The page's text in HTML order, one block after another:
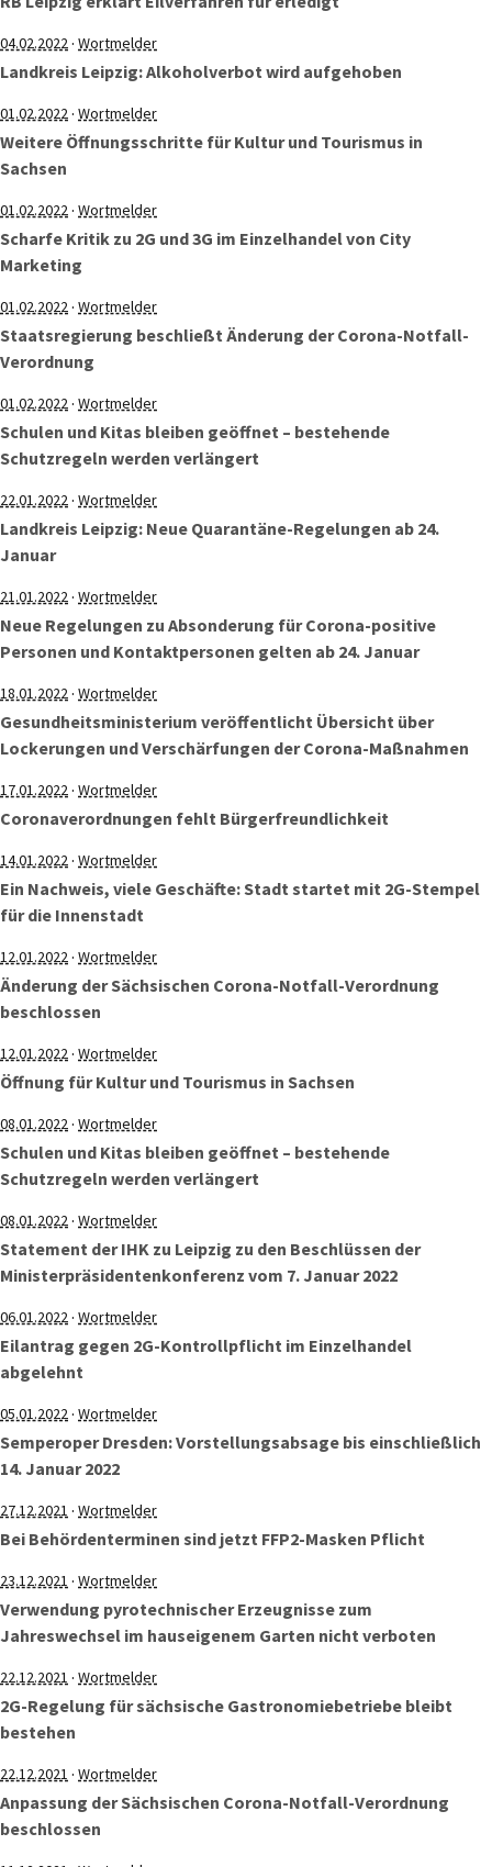
04.02.2022· Wortmelder
Landkreis Leipzig: Alkoholverbot wird aufgehoben
01.02.2022· Wortmelder
Weitere Öffnungsschritte für Kultur und Tourismus in
Sachsen
01.02.2022· Wortmelder
Scharfe Kritik zu 2G und 3G im Einzelhandel von City
Marketing
01.02.2022· Wortmelder
Staatsregierung beschließt Änderung der Corona-Notfall-
Verordnung
01.02.2022· Wortmelder
Schulen und Kitas bleiben geöffnet – bestehende
Schutzregeln werden verlängert
22.01.2022· Wortmelder
Landkreis Leipzig: Neue Quarantäne-Regelungen ab 24.
Januar
21.01.2022· Wortmelder
Neue Regelungen zu Absonderung für Corona-positive
Personen und Kontaktpersonen gelten ab 24. Januar
18.01.2022· Wortmelder
Gesundheitsministerium veröffentlicht Übersicht über
Lockerungen und Verschärfungen der Corona-Maßnahmen
17.01.2022· Wortmelder
Coronaverordnungen fehlt Bürgerfreundlichkeit
14.01.2022· Wortmelder
Ein Nachweis, viele Geschäfte: Stadt startet mit 2G-Stempel
für die Innenstadt
12.01.2022· Wortmelder
Änderung der Sächsischen Corona-Notfall-Verordnung
beschlossen
12.01.2022· Wortmelder
Öffnung für Kultur und Tourismus in Sachsen
08.01.2022· Wortmelder
Schulen und Kitas bleiben geöffnet – bestehende
Schutzregeln werden verlängert
08.01.2022· Wortmelder
Statement der IHK zu Leipzig zu den Beschlüssen der
Ministerpräsidentenkonferenz vom 7. Januar 2022
06.01.2022· Wortmelder
Eilantrag gegen 2G-Kontrollpflicht im Einzelhandel
abgelehnt
05.01.2022· Wortmelder
Semperoper Dresden: Vorstellungsabsage bis einschließlich
14. Januar 2022
27.12.2021 · Wortmelder
Bei Behördenterminen sind jetzt FFP2-Masken Pflicht
23.12.2021 · Wortmelder
Verwendung pyrotechnischer Erzeugnisse zum
Jahreswechsel im hauseigenem Garten nicht verboten
22.12.2021 · Wortmelder
2G-Regelung für sächsische Gastronomiebetriebe bleibt
bestehen
22.12.2021 · Wortmelder
Anpassung der Sächsischen Corona-Notfall-Verordnung
beschlossen